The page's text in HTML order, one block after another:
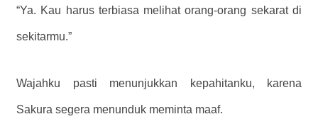
“Ya. Kau harus terbiasa melihat orang-orang sekarat di
sekitarmu.”
Wajahku pasti menunjukkan kepahitanku, karena
Sakura segera menunduk meminta maaf.